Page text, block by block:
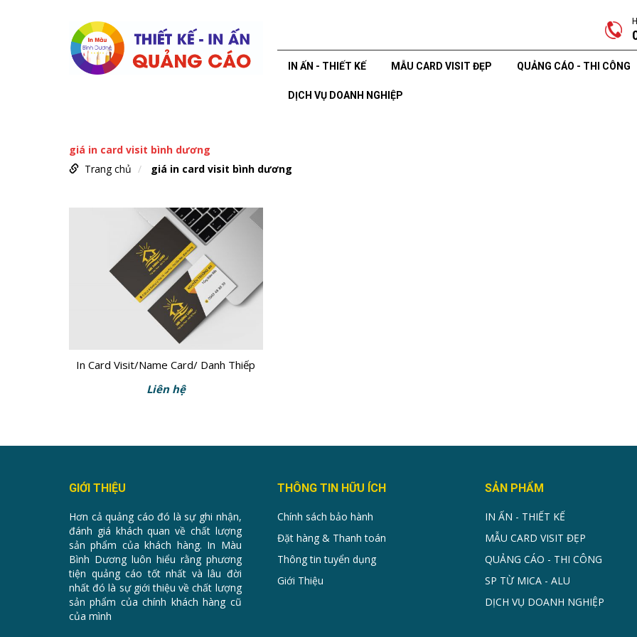
IN ẤN - THIẾT KẾ MẪU CARD VISIT ĐẸP QUẢNG CÁO - THI CÔNG
DỊCH VỤ DOANH NGHIỆP
giá in card visit bình dương
Trang chủ
giá in card visit bình dương
In Card Visit/Name Card/ Danh Thiếp
Liên hệ
GIỚI THIỆU
Hơn cả quảng cáo đó là sự ghi nhận,
đánh giá khách quan về chất lượng
sản phẩm của khách hàng. In Màu
Bình Dương luôn hiểu rằng phương
tiện quảng cáo tốt nhất và lâu đời
nhất đó là sự giới thiệu về chất lượng
sản phẩm của chính khách hàng cũ
của mình
THÔNG TIN HỮU ÍCH
Chính sách bảo hành
Đặt hàng & Thanh toán
Thông tin tuyển dụng
Giới Thiệu
SẢN PHẨM
IN ẤN - THIẾT KẾ
MẪU CARD VISIT ĐẸP
QUẢNG CÁO - THI CÔNG
SP TỪ MICA - ALU
DỊCH VỤ DOANH NGHIỆP